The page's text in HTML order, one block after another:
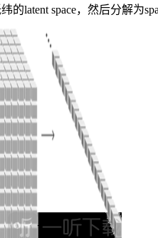
latent space，然后分解为